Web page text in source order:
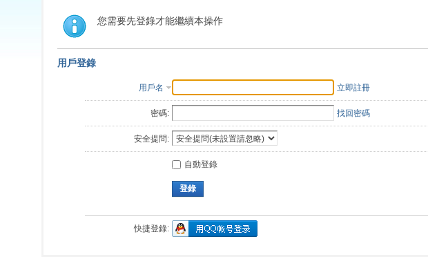
索
您需要先登錄才能繼續本操作
用戶登錄
用戶名 立即註冊
密碼: 找回密碼
安全提問:
自動登錄
登錄
快捷登錄: